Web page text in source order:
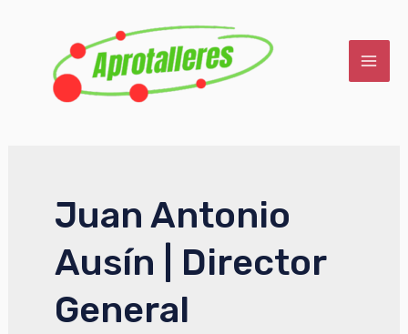
contenido
Juan Antonio
Ausín | Director
General